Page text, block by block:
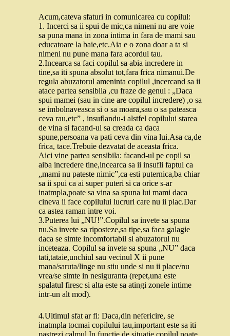
Acum,cateva sfaturi in comunicarea cu copilul:
1. Incerci sa ii spui de mic,ca nimeni nu are voie
sa puna mana in zona intima in fara de mami sau
educatoare la baie,etc.Aia e o zona doar a ta si
nimeni nu pune mana fara acordul tau.
2.Incearca sa faci copilul sa abia incredere in
tine,sa iti spuna absolut tot,fara frica nimanui.De
regula abuzatorul ameninta copilul ,incercand sa ii
atace partea sensibila ,cu fraze de genul : „Daca
spui mamei (sau in cine are copilul incredere) ,o sa
se imbolnaveasca si o sa moara,sau o sa pateasca
ceva rau,etc” , insuflandu-i alstfel copilului starea
de vina si facand-ul sa creada ca daca
spune,persoana va pati ceva din vina lui.Asa ca,de
frica, tace.Trebuie dezvatat de aceasta frica.
Aici vine partea sensibila: facand-ul pe copil sa
aiba incredere tine,incearca sa ii insufli faptul ca
„mami nu pateste nimic”,ca esti puternica,ba chiar
sa ii spui ca ai super puteri si ca orice s-ar
inatmpla,poate sa vina sa spuna lui mami daca
cineva ii face copilului lucruri care nu ii plac.Dar
ca astea raman intre voi.
3.Puterea lui „NU!”.Copilul sa invete sa spuna
nu.Sa invete sa riposteze,sa tipe,sa faca galagie
daca se simte incomfortabil si abuzatorul nu
inceteaza. Copilul sa invete sa spuna „NU” daca
tati,tataie,unchiul sau vecinul X ii pune
mana/saruta/linge nu stiu unde si nu ii place/nu
vrea/se simte in nesiguranta (repet,una este
spalatul firesc si alta este sa atingi zonele intime
intr-un alt mod).
4.Ultimul sfat ar fi: Daca,din nefericire, se
inatmpla tocmai copilului tau,important este sa iti
pastrezi calmul.In functie de situatie,copilul poate